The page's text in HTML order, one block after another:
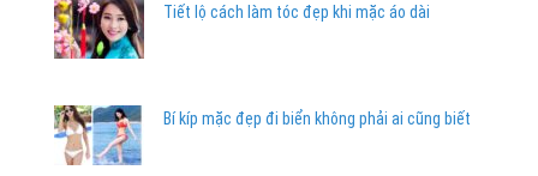
Tiết lộ cách làm tóc đẹp khi mặc áo dài
Bí kíp mặc đẹp đi biển không phải ai cũng biết